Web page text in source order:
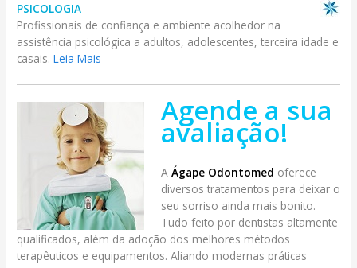
PSICOLOGIA
Profissionais de confiança e ambiente acolhedor na
assistência psicológica a adultos, adolescentes, terceira idade e
casais. Leia Mais
Agende a sua
avaliação!
A Ágape Odontomed oferece
diversos tratamentos para deixar o
seu sorriso ainda mais bonito.
Tudo feito por dentistas altamente
qualificados, além da adoção dos melhores métodos
terapêuticos e equipamentos. Aliando modernas práticas